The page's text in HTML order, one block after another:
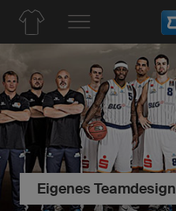
Eigenes Teamdesign